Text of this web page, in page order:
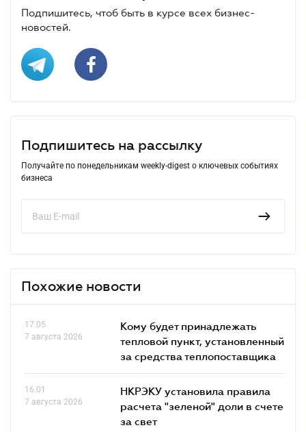
Подпишитесь, чтоб быть в курсе всех бизнес-
новостей.
Подпишитесь на рассылку
Получайте по понедельникам weekly-digest о ключевых событиях
бизнеса
Похожие новости
17.05
7 августа 2026
Кому будет принадлежать
тепловой пункт, установленный
за средства теплопоставщика
16.01
7 августа 2026
НКРЭКУ установила правила
расчета "зеленой" доли в счете
за свет